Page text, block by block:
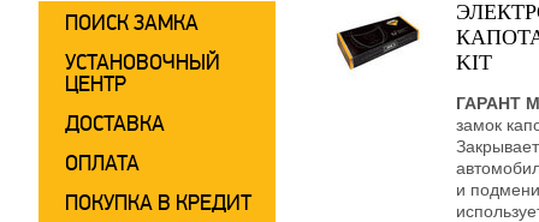
KIT
ГАРАНТ
замок
и
ПОИСК ЗАМКА
УСТАНОВОЧНЫЙ
ЦЕНТР
ДОСТАВКА
ОПЛАТА
ПОКУПКА В КРЕДИТ